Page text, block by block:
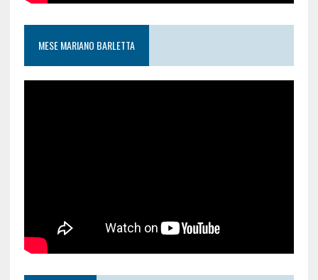
MESE MARIANO BARLETTA